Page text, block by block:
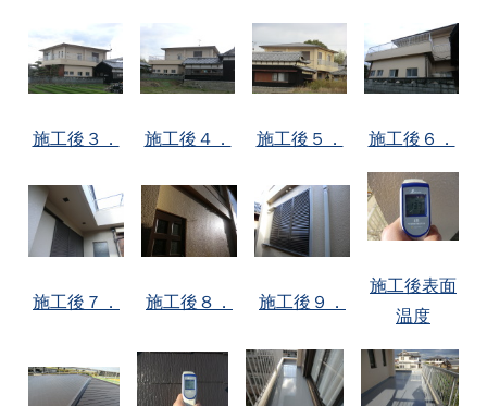
施工後３． 施工後４． 施工後５． 施工後６．
施工後７． 施工後８． 施工後９．
施工後表面
温度